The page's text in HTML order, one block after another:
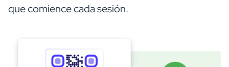
que comience cada sesión.